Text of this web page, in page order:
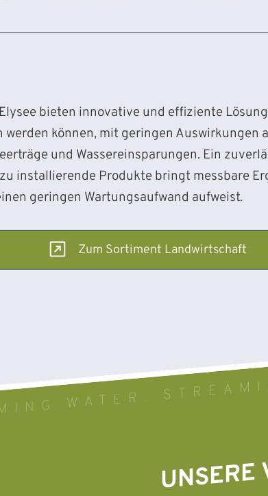
bieten innovative und effiziente
können, mit geringen Auswirkungen
und Wassereinsparungen. Ein
installierende Produkte bringt messbare
geringen Wartungsaufwand aufweist.
Zum Sortiment Landwirtschaft
WATER.
UNSERE